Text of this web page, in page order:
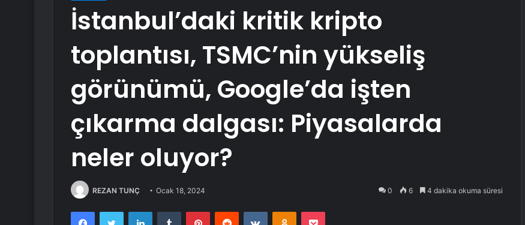
İstanbul’daki kritik kripto
toplantısı, TSMC’nin yükseliş
görünümü, Google’da işten
çıkarma dalgası: Piyasalarda
neler oluyor?
REZAN TUNÇ Ocak 18, 2024 0 6 4 dakika okuma süresi
FacebookTwitter LinkedInTumblr PinterestReddit VKontakteOdnoklassniki
Pocket